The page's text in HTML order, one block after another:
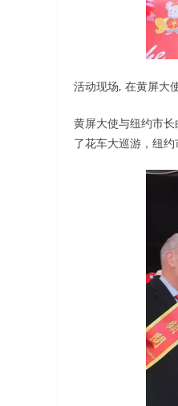
活动现场, 在黄屏大
黄屏大使与纽约市
了花车大巡游，纽